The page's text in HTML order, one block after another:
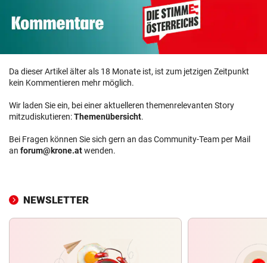
Da dieser Artikel älter als 18 Monate ist, ist zum jetzigen Zeitpunkt
kein Kommentieren mehr möglich.
Wir laden Sie ein, bei einer aktuelleren themenrelevanten Story
mitzudiskutieren:Themenübersicht.
Bei Fragen können Sie sich gern an das Community-Team per Mail
an forum@krone.atwenden.
NEWSLETTER